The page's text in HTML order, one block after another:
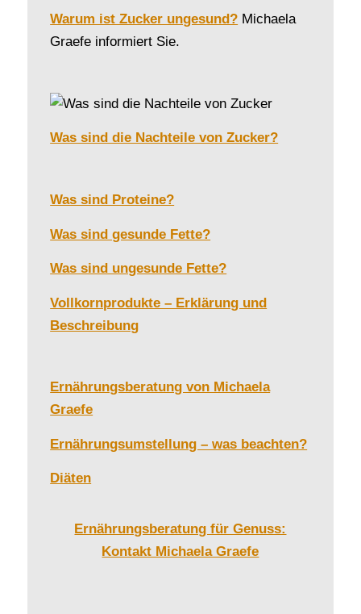
Warum ist Zucker ungesund? Michaela
Graefe informiert Sie.
Was sind die Nachteile von Zucker?
Was sind Proteine?
Was sind gesunde Fette?
Was sind ungesunde Fette?
Vollkornprodukte – Erklärung und
Beschreibung
Ernährungsberatung von Michaela
Graefe
Ernährungsumstellung – was beachten?
Diäten
Ernährungsberatung für Genuss:
Kontakt Michaela Graefe